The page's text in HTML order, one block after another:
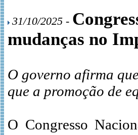
31/10/2025 -
mudanças no
O governo afirma
que a promoção de
O Congresso